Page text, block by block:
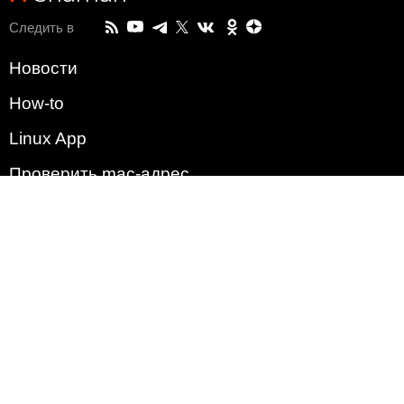
Следить в
Новости
How-to
Linux App
Проверить mac-адрес